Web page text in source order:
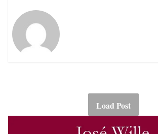
Load Post